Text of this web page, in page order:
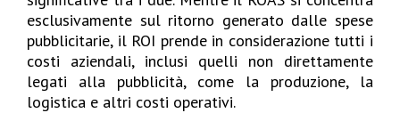
esclusivamente sul ritorno generato dalle spese
pubblicitarie, il ROI prende in considerazione tutti i
costi aziendali, inclusi quelli non direttamente
legati alla pubblicità, come la produzione, la
logistica e altri costi operativi.